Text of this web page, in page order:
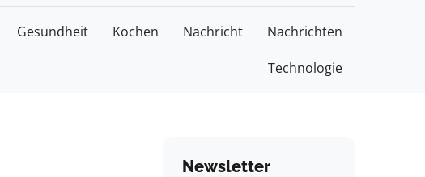
Gesundheit Kochen Nachricht Nachrichten
Technologie
Newsletter